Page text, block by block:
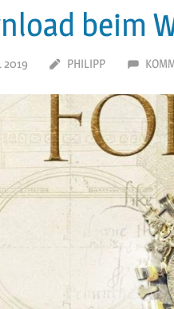
beim
2019 PHILIPP